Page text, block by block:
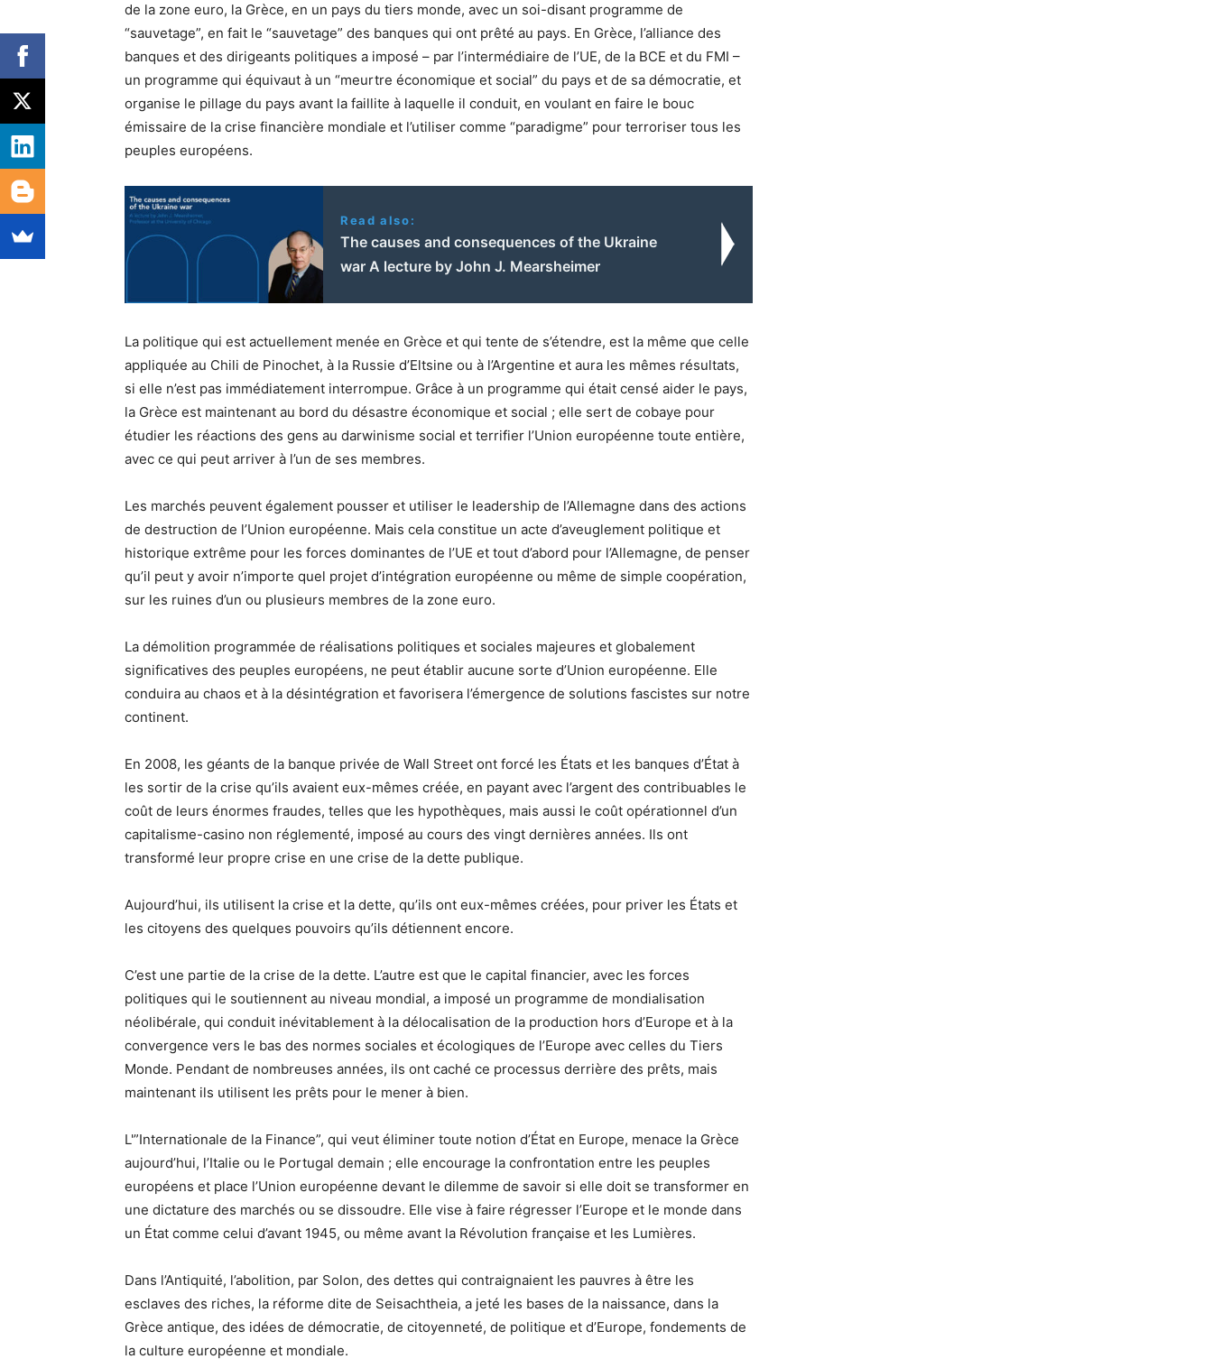
de la zone euro, la Grèce, en un pays du tiers monde, avec un soi-disant programme de
“sauvetage”, en fait le “sauvetage” des banques qui ont prêté au pays. En Grèce, l’alliance des
banques et des dirigeants politiques a imposé – par l’intermédiaire de l’UE, de la BCE et du FMI –
un programme qui équivaut à un “meurtre économique et social” du pays et de sa démocratie, et
organise le pillage du pays avant la faillite à laquelle il conduit, en voulant en faire le bouc
émissaire de la crise financière mondiale et l’utiliser comme “paradigme” pour terroriser tous les
peuples européens.
Read also:
The causes and consequences of the Ukraine
war A lecture by John J. Mearsheimer
La politique qui est actuellement menée en Grèce et qui tente de s’étendre, est la même que celle
appliquée au Chili de Pinochet, à la Russie d’Eltsine ou à l’Argentine et aura les mêmes résultats,
si elle n’est pas immédiatement interrompue. Grâce à un programme qui était censé aider le pays,
la Grèce est maintenant au bord du désastre économique et social ; elle sert de cobaye pour
étudier les réactions des gens au darwinisme social et terrifier l’Union européenne toute entière,
avec ce qui peut arriver à l’un de ses membres.
Les marchés peuvent également pousser et utiliser le leadership de l’Allemagne dans des actions
de destruction de l’Union européenne. Mais cela constitue un acte d’aveuglement politique et
historique extrême pour les forces dominantes de l’UE et tout d’abord pour l’Allemagne, de penser
qu’il peut y avoir n’importe quel projet d’intégration européenne ou même de simple coopération,
sur les ruines d’un ou plusieurs membres de la zone euro.
La démolition programmée de réalisations politiques et sociales majeures et globalement
significatives des peuples européens, ne peut établir aucune sorte d’Union européenne. Elle
conduira au chaos et à la désintégration et favorisera l’émergence de solutions fascistes sur notre
continent.
En 2008, les géants de la banque privée de Wall Street ont forcé les États et les banques d’État à
les sortir de la crise qu’ils avaient eux-mêmes créée, en payant avec l’argent des contribuables le
coût de leurs énormes fraudes, telles que les hypothèques, mais aussi le coût opérationnel d’un
capitalisme-casino non réglementé, imposé au cours des vingt dernières années. Ils ont
transformé leur propre crise en une crise de la dette publique.
Aujourd’hui, ils utilisent la crise et la dette, qu’ils ont eux-mêmes créées, pour priver les États et
les citoyens des quelques pouvoirs qu’ils détiennent encore.
C’est une partie de la crise de la dette. L’autre est que le capital financier, avec les forces
politiques qui le soutiennent au niveau mondial, a imposé un programme de mondialisation
néolibérale, qui conduit inévitablement à la délocalisation de la production hors d’Europe et à la
convergence vers le bas des normes sociales et écologiques de l’Europe avec celles du Tiers
Monde. Pendant de nombreuses années, ils ont caché ce processus derrière des prêts, mais
maintenant ils utilisent les prêts pour le mener à bien.
L'”Internationale de la Finance”, qui veut éliminer toute notion d’État en Europe, menace la Grèce
aujourd’hui, l’Italie ou le Portugal demain ; elle encourage la confrontation entre les peuples
européens et place l’Union européenne devant le dilemme de savoir si elle doit se transformer en
une dictature des marchés ou se dissoudre. Elle vise à faire régresser l’Europe et le monde dans
un État comme celui d’avant 1945, ou même avant la Révolution française et les Lumières.
Dans l’Antiquité, l’abolition, par Solon, des dettes qui contraignaient les pauvres à être les
esclaves des riches, la réforme dite de Seisachtheia, a jeté les bases de la naissance, dans la
Grèce antique, des idées de démocratie, de citoyenneté, de politique et d’Europe, fondements de
la culture européenne et mondiale.